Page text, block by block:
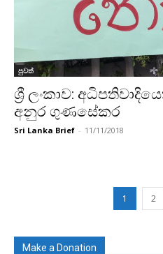
පුවත්
ශ්‍රී ලංකාව:
අනුර ගුණසේකර
Sri Lanka Brief - 11/11/2018
1 2
Make a Donation